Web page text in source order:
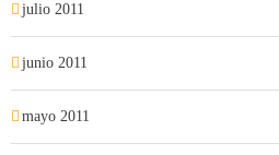
julio 2011
junio 2011
mayo 2011